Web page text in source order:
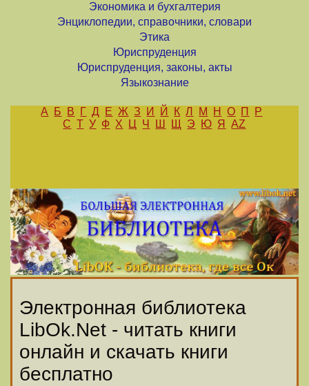
Экономика и бухгалтерия
Энциклопедии, справочники, словари
Этика
Юриспруденция
Юриспруденция, законы, акты
Языкознание
А Б В Г Д Е Ж З И Й К Л М Н О П
Р
С Т У Ф Х Ц Ч Ш Щ Э Ю Я AZ
Электронная библиотека
LibOk.Net - читать книги
онлайн и скачать книги
бесплатно